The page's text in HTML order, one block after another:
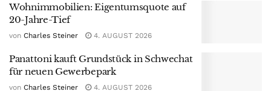
Wohnimmobilien: Eigentumsquote auf
20-Jahre-Tief
von Charles Steiner 4. AUGUST 2026
Panattoni kauft Grundstück in Schwechat
für neuen Gewerbepark
von Charles Steiner 4. AUGUST 2026